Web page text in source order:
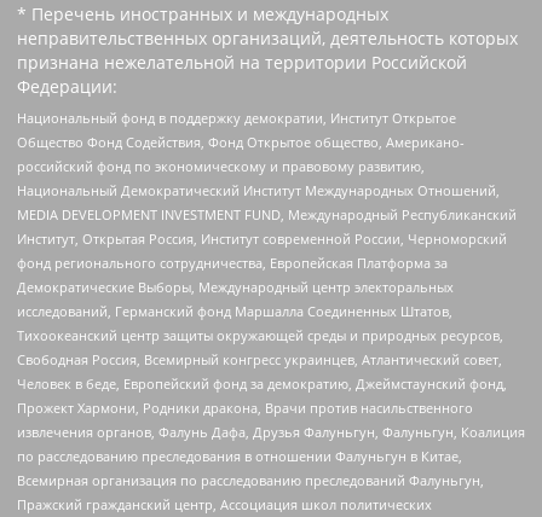
* Перечень иностранных и международных
неправительственных организаций, деятельность которых
признана нежелательной на территории Российской
Федерации:
Национальный фонд в поддержку демократии, Институт Открытое
Общество Фонд Содействия, Фонд Открытое общество, Американо-
российский фонд по экономическому и правовому развитию,
Национальный Демократический Институт Международных Отношений,
MEDIA DEVELOPMENT INVESTMENT FUND, Международный Республиканский
Институт, Открытая Россия, Институт современной России, Черноморский
фонд регионального сотрудничества, Европейская Платформа за
Демократические Выборы, Международный центр электоральных
исследований, Германский фонд Маршалла Соединенных Штатов,
Тихоокеанский центр защиты окружающей среды и природных ресурсов,
Свободная Россия, Всемирный конгресс украинцев, Атлантический совет,
Человек в беде, Европейский фонд за демократию, Джеймстаунский фонд,
Прожект Хармони, Родники дракона, Врачи против насильственного
извлечения органов, Фалунь Дафа, Друзья Фалуньгун, Фалуньгун, Коалиция
по расследованию преследования в отношении Фалуньгун в Китае,
Всемирная организация по расследованию преследований Фалуньгун,
Пражский гражданский центр, Ассоциация школ политических